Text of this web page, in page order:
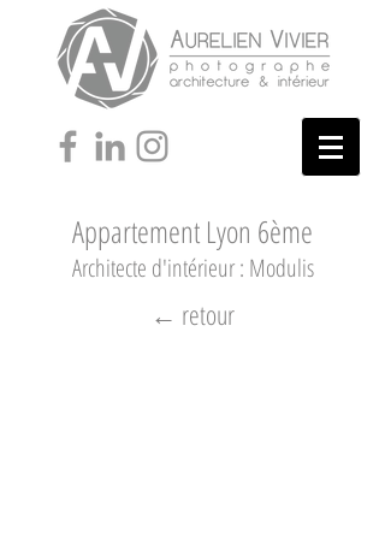
Appartement Lyon 6ème
Architecte d'intérieur : Modulis
← retour